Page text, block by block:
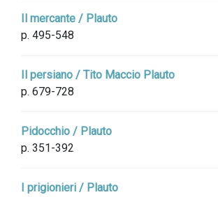
Il mercante / Plauto
p. 495-548
Il persiano / Tito Maccio Plauto
p. 679-728
Pidocchio / Plauto
p. 351-392
I prigionieri / Plauto